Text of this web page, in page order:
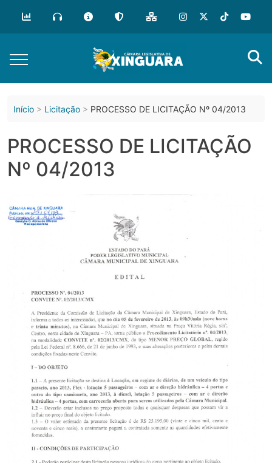
conteúdo
Início Licitação PROCESSO DE LICITAÇÃO Nº 04/2013
PROCESSO DE LICITAÇÃO
Nº 04/2013